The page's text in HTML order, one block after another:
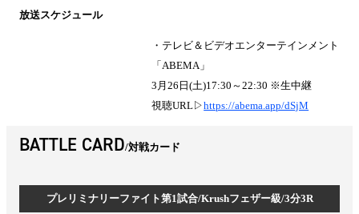
放送スケジュール
・テレビ＆ビデオエンターテインメント
「ABEMA」
3月26日(土)17:30～22:30 ※生中継
視聴URL▷https://abema.app/dSjM
BATTLE CARD 対戦カード
プレリミナリーファイト第1試合/Krushフェザー級/3分3R